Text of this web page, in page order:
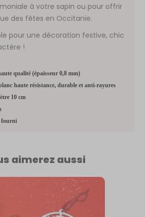
à votre sapin ou pour offrir
des fêtes en Occitanie.
pour une décoration festive, chic
!
qualité (épaisseur 0,8 mm)
haute résistance, durable et anti-rayures
10 cm
fourni
aimerez aussi